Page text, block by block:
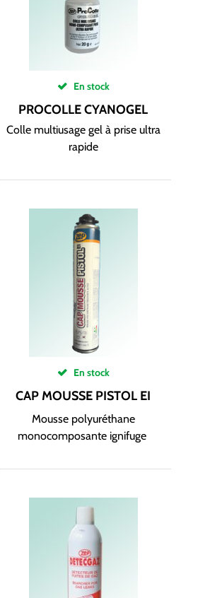
En stock
PROCOLLE CYANOGEL
Colle multiusage gel à prise ultra
rapide
En stock
CAP MOUSSE PISTOL EI
Mousse polyuréthane
monocomposante ignifuge